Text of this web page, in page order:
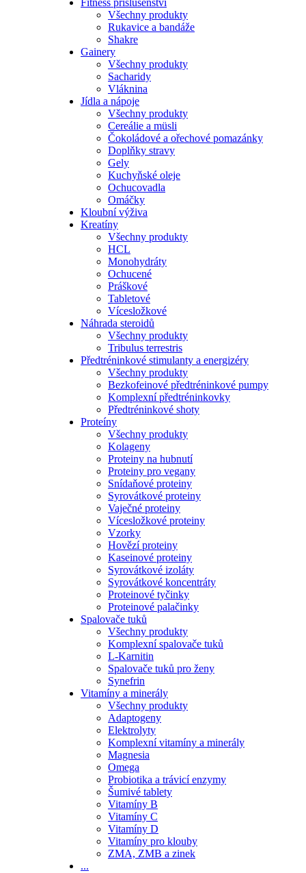
Fitness příslušenství
Všechny produkty
Rukavice a bandáže
Shakre
Gainery
Všechny produkty
Sacharidy
Vláknina
Jídla a nápoje
Všechny produkty
Cereálie a müsli
Čokoládové a ořechové pomazánky
Doplňky stravy
Gely
Kuchyňské oleje
Ochucovadla
Omáčky
Kloubní výživa
Kreatíny
Všechny produkty
HCL
Monohydráty
Ochucené
Práškové
Tabletové
Vícesložkové
Náhrada steroidů
Všechny produkty
Tribulus terrestris
Předtréninkové stimulanty a energizéry
Všechny produkty
Bezkofeinové předtréninkové pumpy
Komplexní předtréninkovky
Předtréninkové shoty
Proteíny
Všechny produkty
Kolageny
Proteiny na hubnutí
Proteiny pro vegany
Snídaňové proteiny
Syrovátkové proteiny
Vaječné proteiny
Vícesložkové proteiny
Vzorky
Hovězí proteiny
Kaseinové proteiny
Syrovátkové izoláty
Syrovátkové koncentráty
Proteinové tyčinky
Proteinové palačinky
Spalovače tuků
Všechny produkty
Komplexní spalovače tuků
L-Karnitin
Spalovače tuků pro ženy
Synefrin
Vitamíny a minerály
Všechny produkty
Adaptogeny
Elektrolyty
Komplexní vitamíny a minerály
Magnesia
Omega
Probiotika a trávicí enzymy
Šumivé tablety
Vitamíny B
Vitamíny C
Vitamíny D
Vitamíny pro klouby
ZMA, ZMB a zinek
...